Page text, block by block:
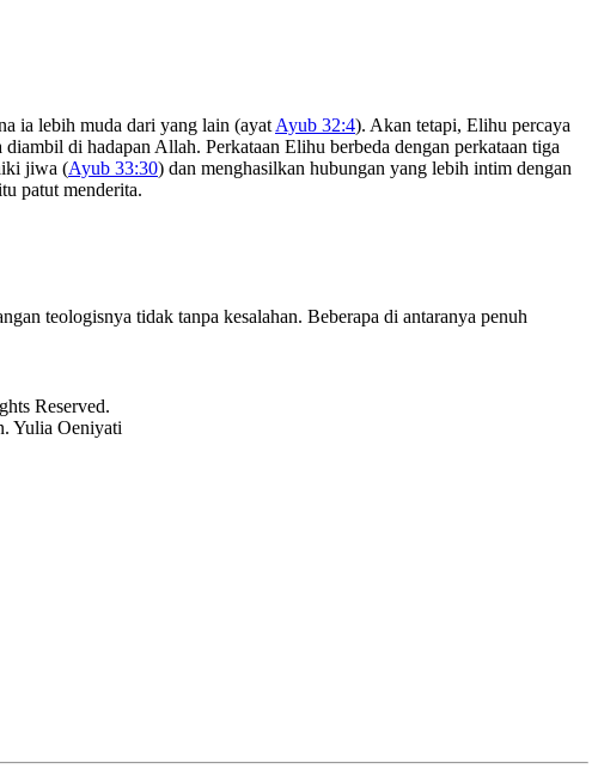
ia lebih muda dari yang lain (ayat Ayub 32:4). Akan tetapi, Elihu percaya
di hadapan Allah. Perkataan Elihu berbeda dengan perkataan tiga
jiwa (Ayub 33:30) dan menghasilkan hubungan yang lebih intim dengan
patut menderita.
teologisnya tidak tanpa kesalahan. Beberapa di antaranya penuh
Reserved.
Yulia Oeniyati